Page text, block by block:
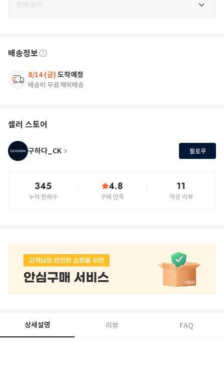
판매중지
배송정보
8/14 (금) 도착예정
배송비 무료해외배송
셀러 스토어
구하다_CK 팔로우
345
누적 판매수
4.8
구매 만족
11
작성 리뷰
상세설명 리뷰 FAQ